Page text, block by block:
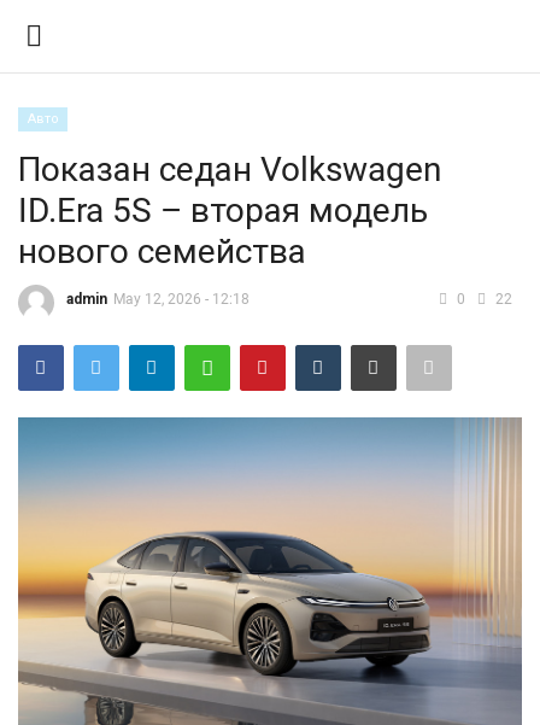
Контакты
Экономика
Технологии
Туризм
Недвижимость
Авто
Авто
Показан седан Volkswagen
ID.Era 5S – вторая модель
нового семейства
admin May 12, 2026 - 12:18 0 22